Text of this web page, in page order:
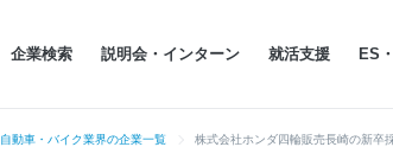
企業検索 説明会・インターン 就活支援 ES
自動車・バイク業界の企業一覧 株式会社ホンダ四輪販売長崎の新卒